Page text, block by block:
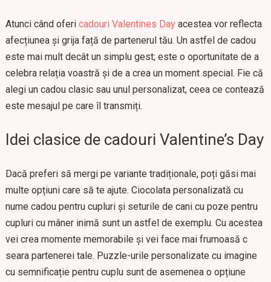
Atunci când oferi cadouri Valentines Dayacestea vor reflecta
afecțiunea și grija față de partenerul tău. Un astfel de cadou
este mai mult decât un simplu gest; este o oportunitate de a
celebra relația voastră și de a crea un moment special. Fie că
alegi un cadou clasic sau unul personalizat, ceea ce contează
este mesajul pe care îl transmiți.
Idei clasice de cadouri Valentine’s Day
Dacă preferi să mergi pe variante tradiționale, poți găsi mai
multe opțiuni care să te ajute. Ciocolata personalizată cu
nume cadou pentru cupluri și seturile de cani cu poze pentru
cupluri cu mâner inimă sunt un astfel de exemplu. Cu acestea
vei crea momente memorabile și vei face mai frumoasă c
seara partenerei tale. Puzzle-urile personalizate cu imagine
cu semnificație pentru cuplu sunt de asemenea o opțiune